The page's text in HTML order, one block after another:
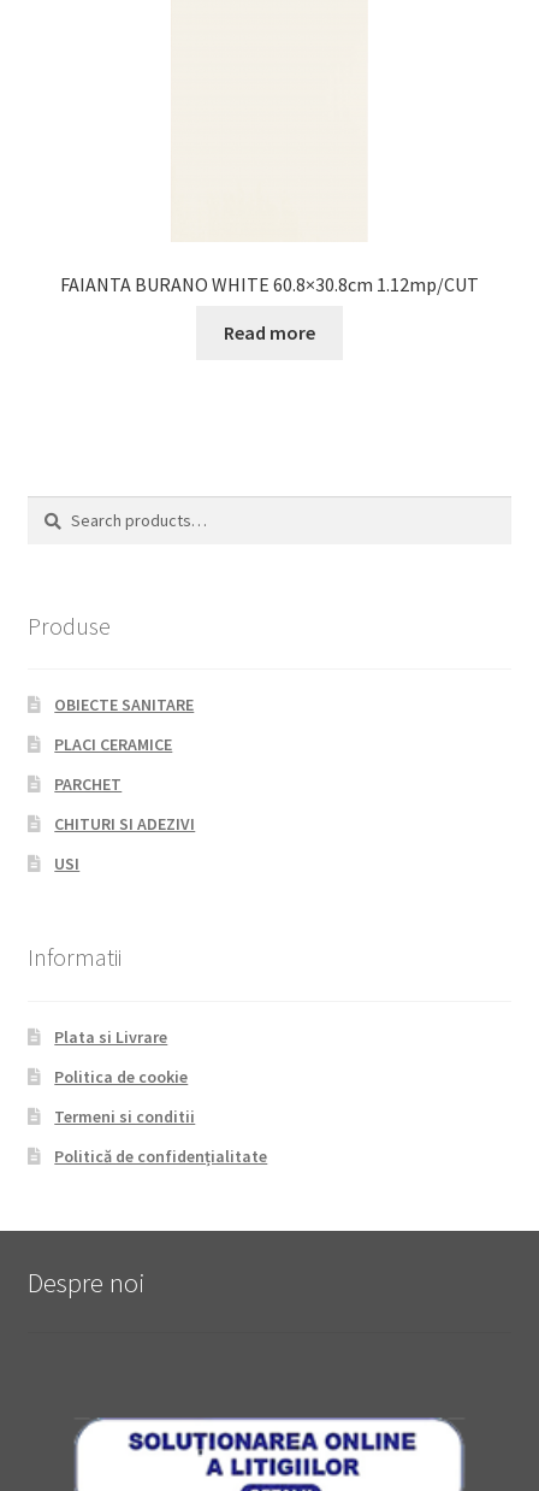
FAIANTA BURANO WHITE 60.8×30.8cm 1.12mp/CUT
Read more
Search
Search
Produse
OBIECTE SANITARE
PLACI CERAMICE
PARCHET
CHITURI SI ADEZIVI
USI
Informatii
Plata si Livrare
Politica de cookie
Termeni si conditii
Politică de confidențialitate
Despre noi